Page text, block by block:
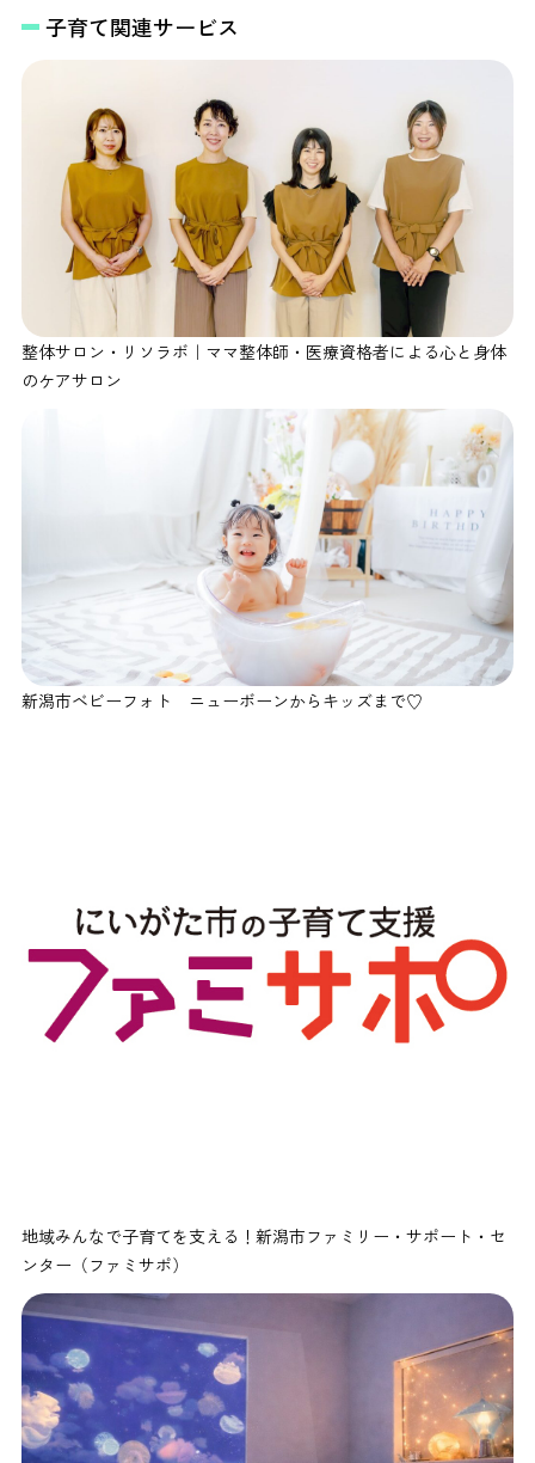
子育て関連サービス
整体サロン・リソラボ｜ママ整体師・医療資格者による心と身体
のケアサロン
新潟市ベビーフォト ニューボーンからキッズまで♡
地域みんなで子育てを支える！新潟市ファミリー・サポート・セ
ンター（ファミサポ）